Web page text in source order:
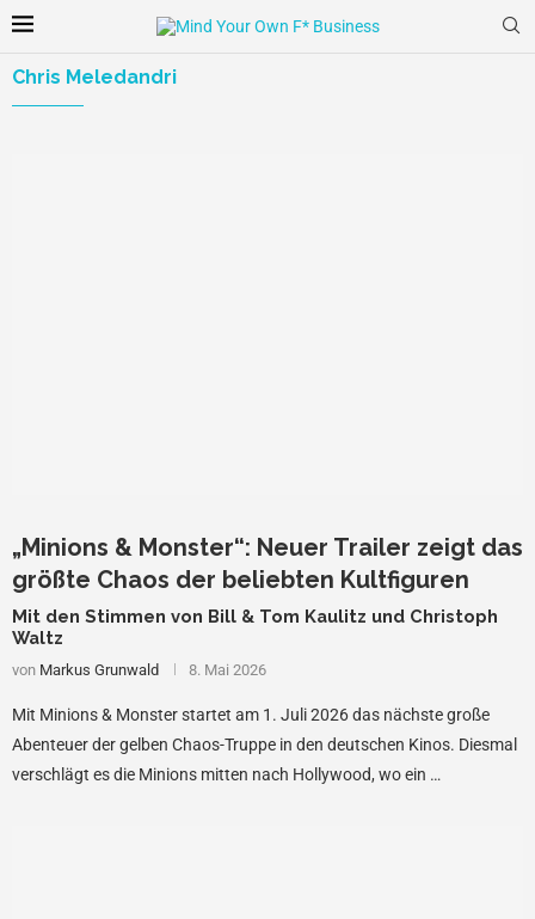
Chris Meledandri
„Minions & Monster“: Neuer Trailer zeigt das
größte Chaos der beliebten Kultfiguren
Mit den Stimmen von Bill & Tom Kaulitz und Christoph
Waltz
von Markus Grunwald 8. Mai 2026
Mit Minions & Monster startet am 1. Juli 2026 das nächste große
Abenteuer der gelben Chaos-Truppe in den deutschen Kinos. Diesmal
verschlägt es die Minions mitten nach Hollywood, wo ein …